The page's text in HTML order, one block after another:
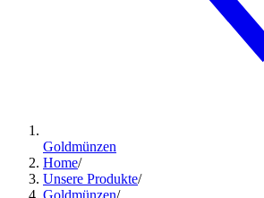
Goldmünzen
Home/
Unsere Produkte/